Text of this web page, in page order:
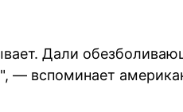
Дали
— вспоминает